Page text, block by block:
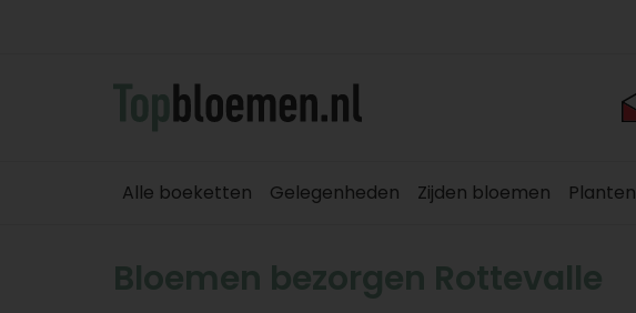
Alle boeketten Gelegenheden Zijden bloemen Planten
Bloemen bezorgen Rottevalle